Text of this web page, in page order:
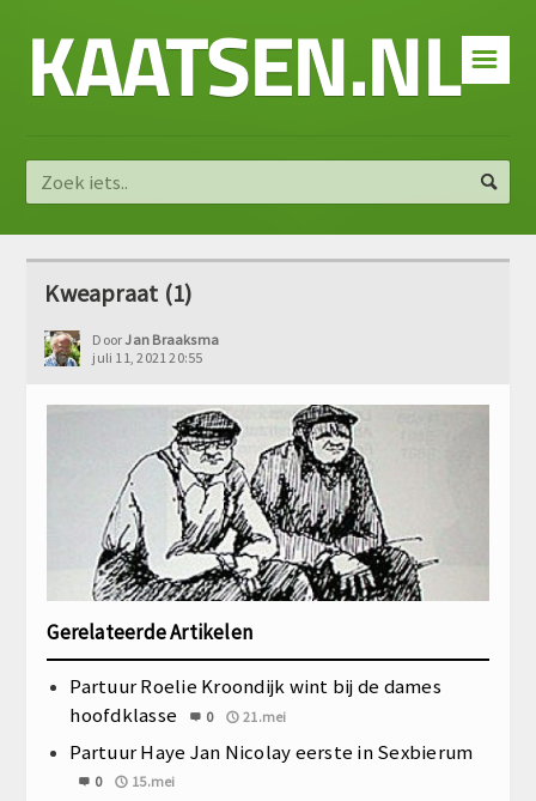
☰
KAATSEN.NL
Kweapraat (1)
DoorJan Braaksma
juli 11, 2021 20:55
Gerelateerde Artikelen
Partuur Roelie Kroondijk wint bij de dames
hoofdklasse
0 21.mei
Partuur Haye Jan Nicolay eerste in Sexbierum
0 15.mei